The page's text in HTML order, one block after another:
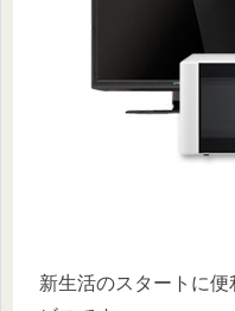
新生活のスタートに